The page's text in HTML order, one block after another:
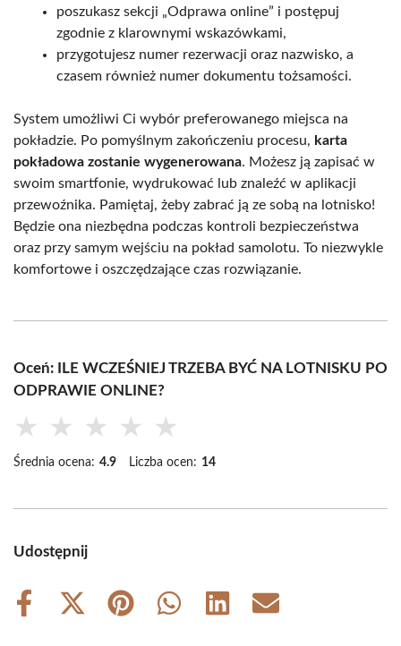
poszukasz sekcji „Odprawa online” i postępuj
zgodnie z klarownymi wskazówkami,
przygotujesz numer rezerwacji oraz nazwisko, a
czasem również numer dokumentu tożsamości.
System umożliwi Ci wybór preferowanego miejsca na
pokładzie. Po pomyślnym zakończeniu procesu, karta
pokładowa zostanie wygenerowana. Możesz ją zapisać w
swoim smartfonie, wydrukować lub znaleźć w aplikacji
przewoźnika. Pamiętaj, żeby zabrać ją ze sobą na lotnisko!
Będzie ona niezbędna podczas kontroli bezpieczeństwa
oraz przy samym wejściu na pokład samolotu. To niezwykle
komfortowe i oszczędzające czas rozwiązanie.
Oceń: ILE WCZEŚNIEJ TRZEBA BYĆ NA LOTNISKU PO
ODPRAWIE ONLINE?
★ ★ ★ ★ ★
Średnia ocena: 4.9 Liczba ocen: 14
Udostępnij
Share
Share
Share
Share
Share
Share